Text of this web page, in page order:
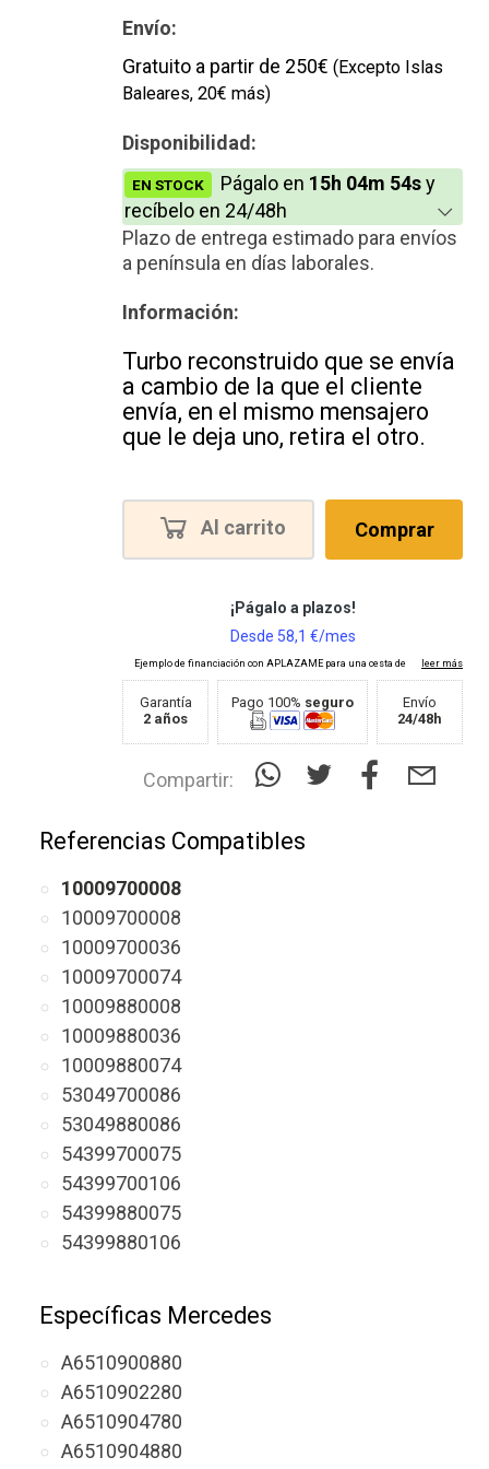
Envío:
Gratuito a partir de 250€ (Excepto Islas
Baleares, 20€ más)
Disponibilidad:
EN STOCK Págalo en 15h 04m 54sy
recíbelo en 24/48h
Plazo de entrega estimado para envíos
a península en días laborales.
Información:
Turbo reconstruido que se envía
a cambio de la que el cliente
envía, en el mismo mensajero
que le deja uno, retira el otro.
Al carrito Comprar
Garantía
2 años
Pago 100% seguro
Envío
24/48h
Compartir:
Referencias Compatibles
10009700008
10009700008
10009700036
10009700074
10009880008
10009880036
10009880074
53049700086
53049880086
54399700075
54399700106
54399880075
54399880106
Específicas Mercedes
A6510900880
A6510902280
A6510904780
A6510904880